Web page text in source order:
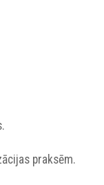
praksēm.